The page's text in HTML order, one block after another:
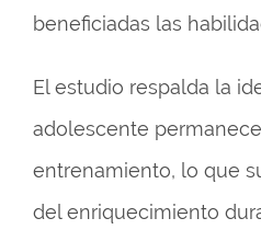
beneficiadas las
El estudio respalda la
adolescente
entrenamiento, lo que
del enriquecimiento